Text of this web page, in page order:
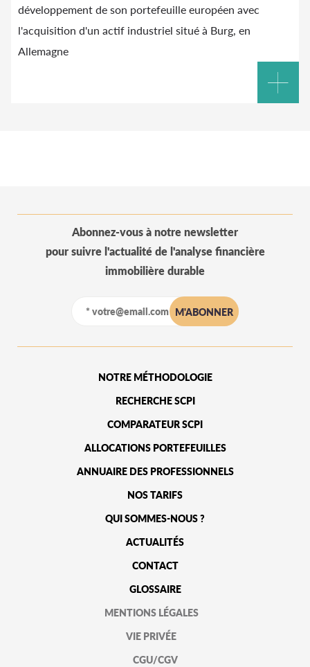
développement de son portefeuille européen avec
l'acquisition d'un actif industriel situé à Burg, en
Allemagne
Abonnez-vous à notre newsletter
pour suivre l'actualité de l'analyse financière
immobilière durable
NOTRE MÉTHODOLOGIE
RECHERCHE SCPI
COMPARATEUR SCPI
ALLOCATIONS PORTEFEUILLES
ANNUAIRE DES PROFESSIONNELS
NOS TARIFS
QUI SOMMES-NOUS ?
ACTUALITÉS
CONTACT
GLOSSAIRE
MENTIONS LÉGALES
VIE PRIVÉE
CGU/CGV